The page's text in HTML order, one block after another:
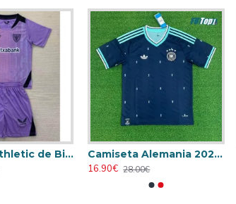
Camiseta Athletic de Bilbao 2024/2025 Alternativo Niño Kit
Camiseta Alemania 2026 Azul
16.90€ 28.00€